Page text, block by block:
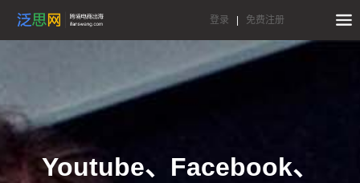
登录 免费注册
Youtube、Facebook、